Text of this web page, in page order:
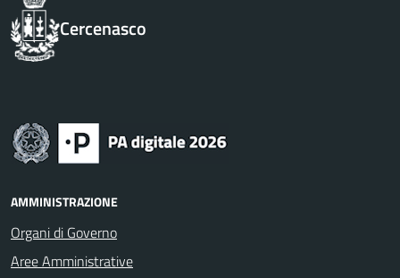
Cercenasco
AMMINISTRAZIONE
Organi di Governo
Aree Amministrative